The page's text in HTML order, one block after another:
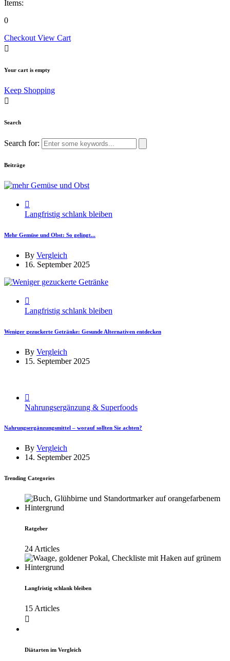
Items:
0
Checkout View Cart
Your cart is empty
Keep Shopping
Search
Search for:
Beiträge
Langfristig schlank bleiben
Mehr Gemüse und Obst: So gelingt...
By Vergleich
16. September 2025
Langfristig schlank bleiben
Weniger gezuckerte Getränke: Gesunde Alternativen entdecken
By Vergleich
15. September 2025
Nahrungsergänzung & Superfoods
Nahrungsergänzungsmittel – worauf sollten Sie achten?
By Vergleich
14. September 2025
Trending Categories
Ratgeber
24 Articles
Langfristig schlank bleiben
15 Articles
Diätarten im Vergleich